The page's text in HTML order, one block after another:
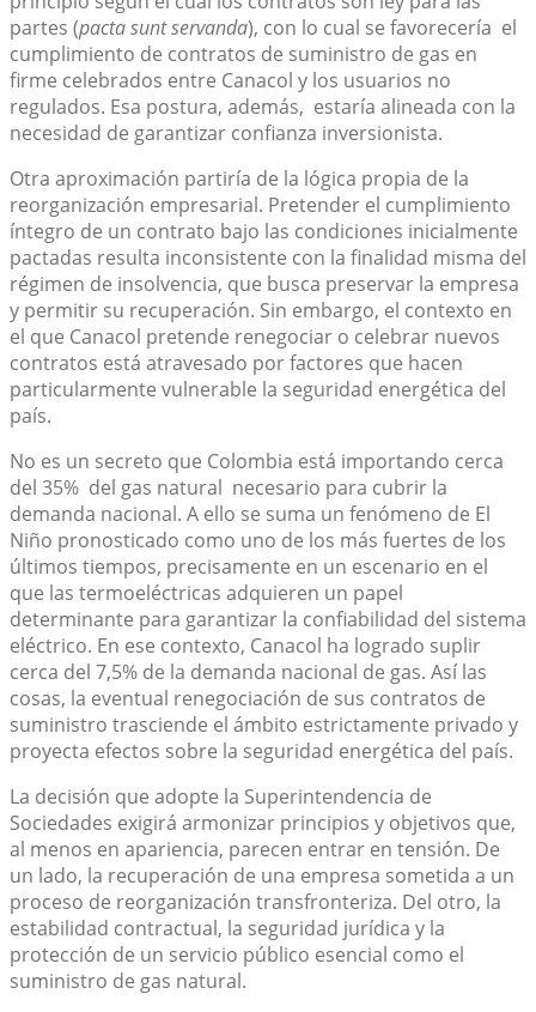
partes (pacta sunt servanda), con lo cual se favorecería el
cumplimiento de contratos de suministro de gas en
firme celebrados entre Canacol y los usuarios no
regulados. Esa postura, además, estaría alineada con la
necesidad de garantizar confianza inversionista.
Otra aproximación partiría de la lógica propia de la
reorganización empresarial. Pretender el cumplimiento
íntegro de un contrato bajo las condiciones inicialmente
pactadas resulta inconsistente con la finalidad misma del
régimen de insolvencia, que busca preservar la empresa
y permitir su recuperación. Sin embargo, el contexto en
el que Canacol pretende renegociar o celebrar nuevos
contratos está atravesado por factores que hacen
particularmente vulnerable la seguridad energética del
país.
No es un secreto que Colombia está importando cerca
del 35% del gas natural necesario para cubrir la
demanda nacional. A ello se suma un fenómeno de El
Niño pronosticado como uno de los más fuertes de los
últimos tiempos, precisamente en un escenario en el
que las termoeléctricas adquieren un papel
determinante para garantizar la confiabilidad del sistema
eléctrico. En ese contexto, Canacol ha logrado suplir
cerca del 7,5% de la demanda nacional de gas. Así las
cosas, la eventual renegociación de sus contratos de
suministro trasciende el ámbito estrictamente privado y
proyecta efectos sobre la seguridad energética del país.
La decisión que adopte la Superintendencia de
Sociedades exigirá armonizar principios y objetivos que,
al menos en apariencia, parecen entrar en tensión. De
un lado, la recuperación de una empresa sometida a un
proceso de reorganización transfronteriza. Del otro, la
estabilidad contractual, la seguridad jurídica y la
protección de un servicio público esencial como el
suministro de gas natural.